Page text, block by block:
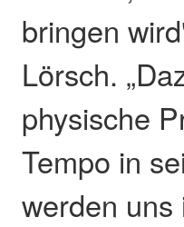
bringen
Lörsch.
physische
Tempo in
werden